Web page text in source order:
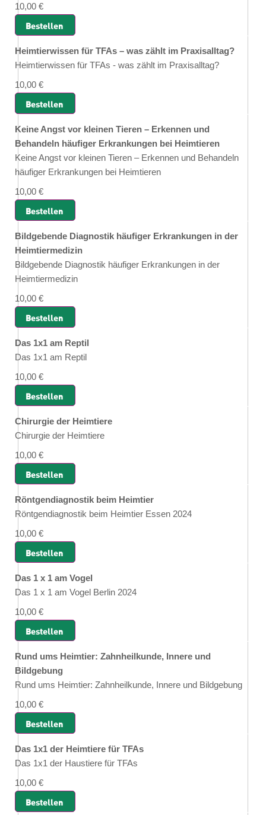
10,00 €
Bestellen
Heimtierwissen für TFAs – was zählt im Praxisalltag?
Heimtierwissen für TFAs - was zählt im Praxisalltag?
10,00 €
Bestellen
Keine Angst vor kleinen Tieren – Erkennen und
Behandeln häufiger Erkrankungen bei Heimtieren
Keine Angst vor kleinen Tieren – Erkennen und Behandeln
häufiger Erkrankungen bei Heimtieren
10,00 €
Bestellen
Bildgebende Diagnostik häufiger Erkrankungen in der
Heimtiermedizin
Bildgebende Diagnostik häufiger Erkrankungen in der
Heimtiermedizin
10,00 €
Bestellen
Das 1x1 am Reptil
Das 1x1 am Reptil
10,00 €
Bestellen
Chirurgie der Heimtiere
Chirurgie der Heimtiere
10,00 €
Bestellen
Röntgendiagnostik beim Heimtier
Röntgendiagnostik beim Heimtier Essen 2024
10,00 €
Bestellen
Das 1 x 1 am Vogel
Das 1 x 1 am Vogel Berlin 2024
10,00 €
Bestellen
Rund ums Heimtier: Zahnheilkunde, Innere und
Bildgebung
Rund ums Heimtier: Zahnheilkunde, Innere und Bildgebung
10,00 €
Bestellen
Das 1x1 der Heimtiere für TFAs
Das 1x1 der Haustiere für TFAs
10,00 €
Bestellen